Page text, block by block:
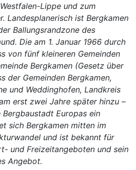
Lippe und zum
Landesplanerisch ist Bergkamen
Ballungsrandzone des
Die am 1. Januar 1966 durch
von fünf kleineren Gemeinden
Bergkamen (Gesetz über
der Gemeinden Bergkamen,
und Weddinghofen, Landkreis
erst zwei Jahre später hinzu –
Europas ein
sich Bergkamen mitten im
und ist bekannt für
und Freizeitangeboten und sein
Angebot.